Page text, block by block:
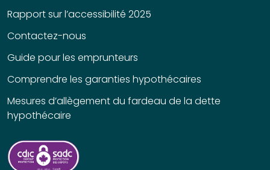
Rapport sur l’accessibilité 2025
Contactez-nous
Guide pour les emprunteurs
Comprendre les garanties hypothécaires
Mesures d’allègement du fardeau de la dette
hypothécaire